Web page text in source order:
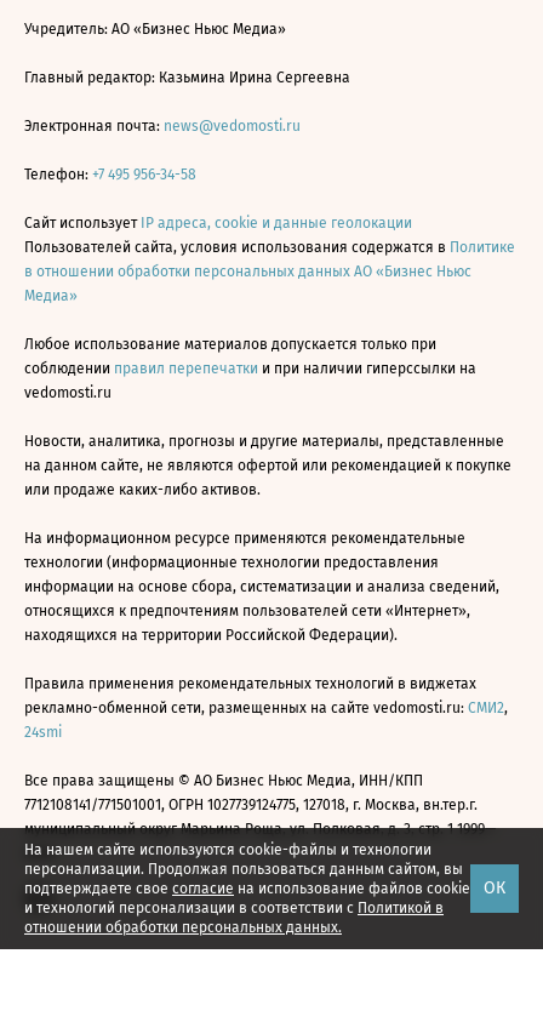
На нашем сайте используются cookie-файлы и технологии
персонализации. Продолжая пользоваться данным сайтом, вы
подтверждаете свое согласие на использование файлов cookie
и технологий персонализации в соответствии с Политикой в
отношении обработки персональных данных.
ОК
Учредитель: АО «Бизнес Ньюс Медиа»
Главный редактор: Казьмина Ирина Сергеевна
Электронная почта: news@vedomosti.ru
Телефон: +7 495 956-34-58
Сайт использует IP адреса, cookie и данные геолокации
Пользователей сайта, условия использования содержатся в Политике
в отношении обработки персональных данных АО «Бизнес Ньюс
Медиа»
Любое использование материалов допускается только при
соблюдении правил перепечатки и при наличии гиперссылки на
vedomosti.ru
Новости, аналитика, прогнозы и другие материалы, представленные
на данном сайте, не являются офертой или рекомендацией к покупке
или продаже каких-либо активов.
На информационном ресурсе применяются рекомендательные
технологии (информационные технологии предоставления
информации на основе сбора, систематизации и анализа сведений,
относящихся к предпочтениям пользователей сети «Интернет»,
находящихся на территории Российской Федерации).
Правила применения рекомендательных технологий в виджетах
рекламно-обменной сети, размещенных на сайте vedomosti.ru: СМИ2,
24smi
Все права защищены © АО Бизнес Ньюс Медиа, ИНН/КПП
7712108141/771501001, ОГРН 1027739124775, 127018, г. Москва, вн.тер.г.
муниципальный округ Марьина Роща, ул. Полковая, д. 3, стр. 1 1999—
2026